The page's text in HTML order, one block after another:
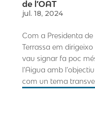
de l’OAT
jul. 18, 2024
Com a Presidenta de
Terrassa em
vau signar fa poc
l’Aigua amb
com un tema